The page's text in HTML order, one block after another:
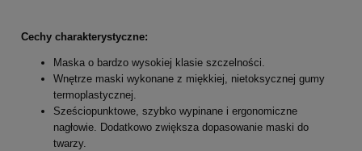
Cechy charakterystyczne:
Maska o bardzo wysokiej klasie szczelności.
Wnętrze maski wykonane z miękkiej, nietoksycznej gumy
termoplastycznej.
Sześciopunktowe, szybko wypinane i ergonomiczne
nagłowie. Dodatkowo zwiększa dopasowanie maski do
twarzy.